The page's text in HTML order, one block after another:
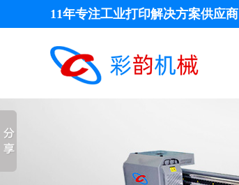
11年专注工业打印解决方案供应商